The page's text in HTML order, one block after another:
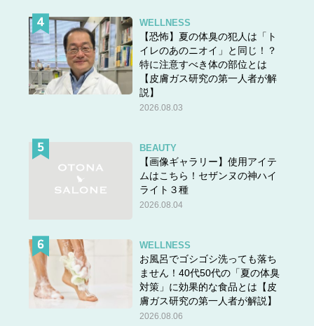
WELLNESS
【恐怖】夏の体臭の犯人は「ト
イレのあのニオイ」と同じ！？
特に注意すべき体の部位とは
【皮膚ガス研究の第一人者が解
説】
2026.08.03
BEAUTY
【画像ギャラリー】使用アイテ
ムはこちら！セザンヌの神ハイ
ライト３種
2026.08.04
WELLNESS
お風呂でゴシゴシ洗っても落ち
ません！40代50代の「夏の体臭
対策」に効果的な食品とは【皮
膚ガス研究の第一人者が解説】
2026.08.06